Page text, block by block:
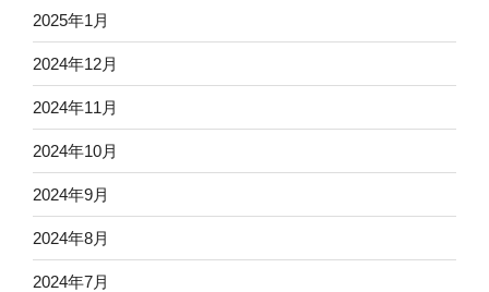
2025年1月
2024年12月
2024年11月
2024年10月
2024年9月
2024年8月
2024年7月